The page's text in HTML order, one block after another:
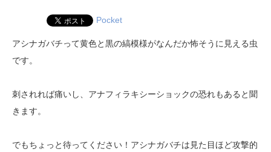
Pocket
アシナガバチって黄色と黒の縞模様がなんだか怖そうに見える虫
です。
刺されれば痛いし、アナフィラキシーショックの恐れもあると聞
きます。
でもちょっと待ってください！アシナガバチは見た目ほど攻撃的